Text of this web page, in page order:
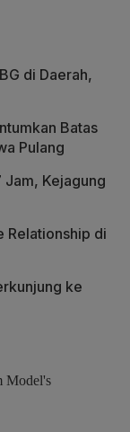
di Daerah,
Batas
Pulang
Jam, Kejagung
Relationship di
ke